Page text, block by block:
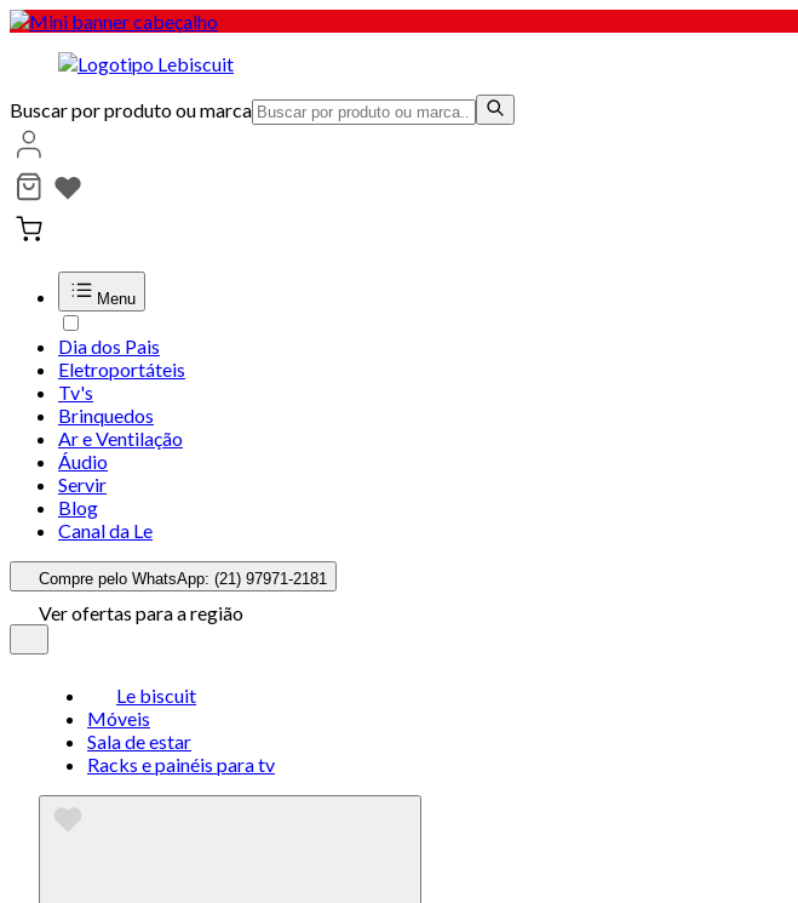
Buscar por produto ou marca
Menu
Dia dos Pais
Eletroportáteis
Tv's
Brinquedos
Ar e Ventilação
Áudio
Servir
Blog
Canal da Le
Compre pelo WhatsApp: (21) 97971-2181
Ver ofertas para a região
Le biscuit
Móveis
Sala de estar
Racks e painéis para tv